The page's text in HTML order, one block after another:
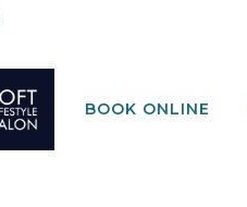
BOOK ONLINE